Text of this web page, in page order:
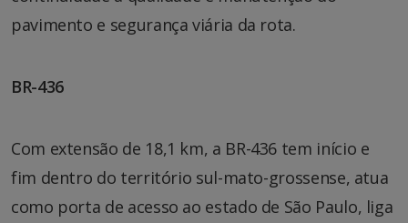
pavimento e segurança viária da rota.
BR-436
Com extensão de 18,1 km, a BR-436 tem início e
fim dentro do território sul-mato-grossense, atua
como porta de acesso ao estado de São Paulo, liga